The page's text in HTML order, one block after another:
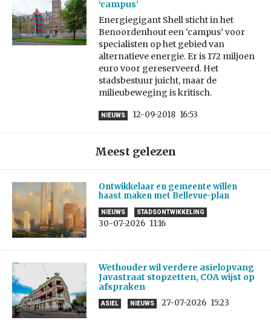
‘campus’
Energiegigant Shell sticht in het
Benoordenhout een ‘campus’ voor
specialisten op het gebied van
alternatieve energie. Er is 172 miljoen
euro voor gereserveerd. Het
stadsbestuur juicht, maar de
milieubeweging is kritisch.
NIEUWS 12-09-2018 16:53
Meest gelezen
Ontwikkelaar en gemeente willen
haast maken met Bellevue-plan
NIEUWS STADSONTWIKKELING
30-07-2026 11:16
Wethouder wil verdere asielopvang
Javastraat stopzetten, COA wijst op
afspraken
ASIEL NIEUWS 27-07-2026 15:23